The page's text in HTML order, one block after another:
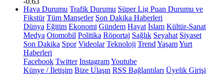
Hava Durumu Trafik Durumu Süper Lig Puan Durumu ve
Fikstür Tüm Manşetler Son Dakika Haberleri
Dünya Eğitim Ekonomi Gündem Hayat İslam Kültür-Sanat
Medya Otomobil Politika Röportaj Sağlık Seyahat Siyaset
Son Dakika Spor Videolar Teknoloji Trend YaşamYurt
Haberleri
Facebook Twitter InstagramYoutube
Künye / İletişim Bize Ulaşın RSS Bağlantıları Üyelik Girişi